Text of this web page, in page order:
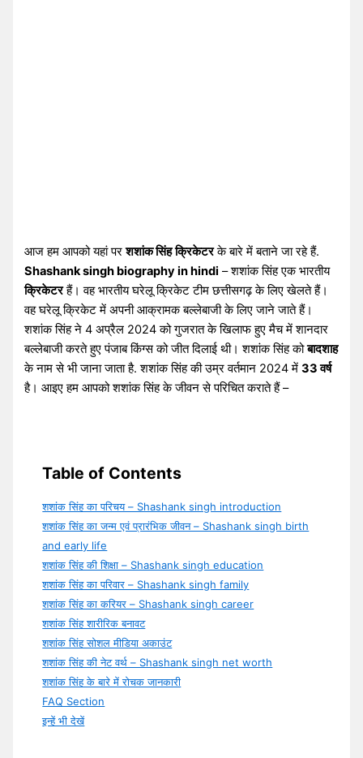
आज हम आपको यहां परशशांक सिंह क्रिकेटरके बारे में बताने जा रहे हैं.
Shashank singh biography in hindi – शशांक सिंह एक भारतीय
क्रिकेटरहैं। वह भारतीय घरेलू क्रिकेट टीम छत्तीसगढ़ के लिए खेलते हैं।
वह घरेलू क्रिकेट में अपनी आक्रामक बल्लेबाजी के लिए जाने जाते हैं।
शशांक सिंह ने 4 अप्रैल 2024 को गुजरात के खिलाफ हुए मैच में शानदार
बल्लेबाजी करते हुए पंजाब किंग्स को जीत दिलाई थी। शशांक सिंह कोबादशाह
के नाम से भी जाना जाता है. शशांक सिंह की उम्र वर्तमान 2024 में33 वर्ष
है। आइए हम आपको शशांक सिंह के जीवन से परिचित कराते हैं –
Table of Contents
शशांक सिंह का परिचय – Shashank singh introduction
शशांक सिंह का जन्म एवं प्रारंभिक जीवन – Shashank singh birth
and early life
शशांक सिंह की शिक्षा – Shashank singh education
शशांक सिंह का परिवार – Shashank singh family
शशांक सिंह का करियर – Shashank singh career
शशांक सिंह शारीरिक बनावट
शशांक सिंह सोशल मीडिया अकाउंट
शशांक सिंह की नेट वर्थ – Shashank singh net worth
शशांक सिंह के बारे में रोचक जानकारी
FAQ Section
इन्हें भी देखें